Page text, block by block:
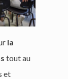
la
tout au
et